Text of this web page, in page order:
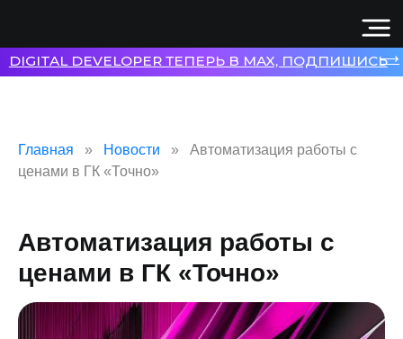
Главная Новости
Автоматизация работы с
ценами в ГК «Точно»
Автоматизация работы с
ценами в ГК «Точно»